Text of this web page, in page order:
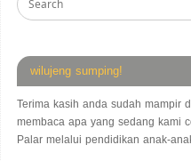
wilujeng sumping!
Terima kasih anda sudah mampir
membaca apa yang sedang kami
Palar melalui pendidikan anak-